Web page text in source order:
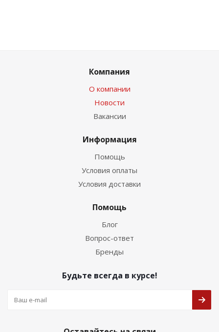
Компания
О компании
Новости
Вакансии
Информация
Помощь
Условия оплаты
Условия доставки
Помощь
Блог
Вопрос-ответ
Бренды
Будьте всегда в курсе!